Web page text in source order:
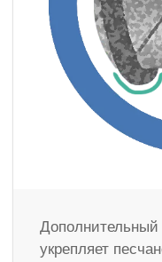
Дополнительный
укрепляет